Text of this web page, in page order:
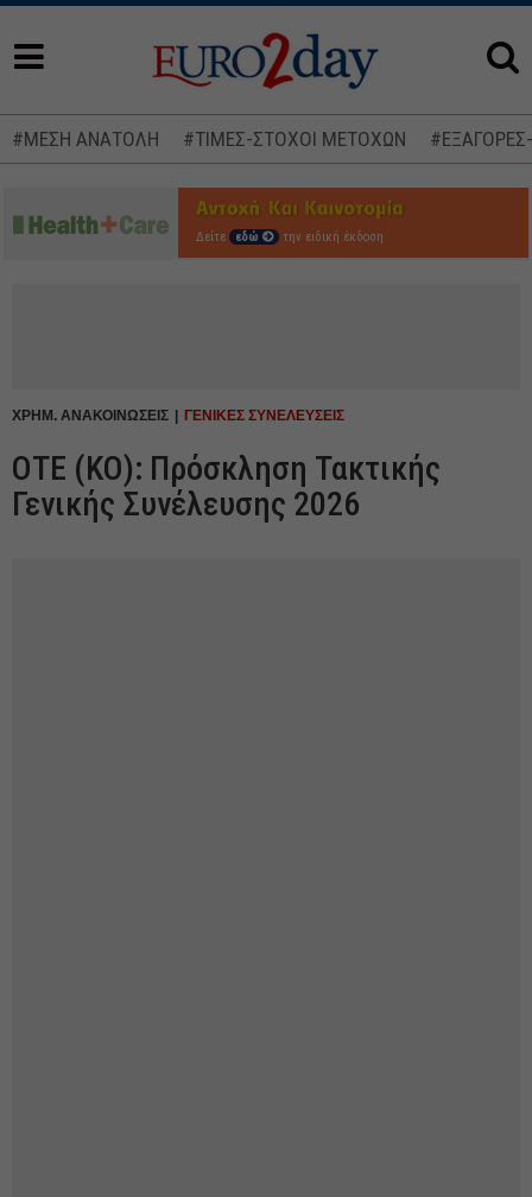
#ΜΕΣΗ ΑΝΑΤΟΛΗ #ΤΙΜΕΣ-ΣΤΟΧΟΙ ΜΕΤΟΧΩΝ
Δείτε εδώ την ειδική έκδοση
ΧΡΗΜ. ΑΝΑΚΟΙΝΩΣΕΙΣ ΓΕΝΙΚΕΣ ΣΥΝΕΛΕΥΣΕΙΣ
ΟΤΕ (ΚΟ): Πρόσκληση Τακτικής
Γενικής Συνέλευσης 2026